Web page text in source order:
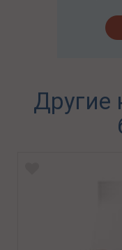
Другие